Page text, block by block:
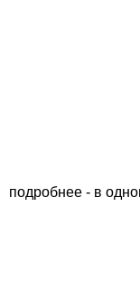
подробнее - в